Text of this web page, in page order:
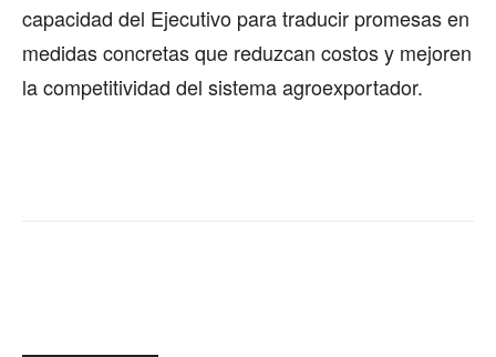
capacidad del Ejecutivo para traducir promesas en
medidas concretas que reduzcan costos y mejoren
la competitividad del sistema agroexportador.